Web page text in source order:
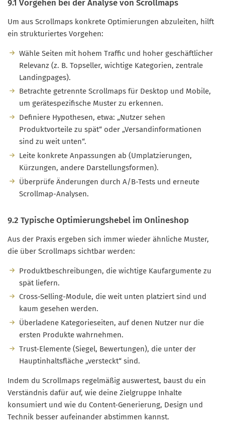
9.1 Vorgehen bei der Analyse von Scrollmaps
Um aus Scrollmaps konkrete Optimierungen abzuleiten, hilft
ein strukturiertes Vorgehen:
Wähle Seiten mit hohem Traffic und hoher geschäftlicher
Relevanz (z. B. Topseller, wichtige Kategorien, zentrale
Landingpages).
Betrachte getrennte Scrollmaps für Desktop und Mobile,
um gerätespezifische Muster zu erkennen.
Definiere Hypothesen, etwa: „Nutzer sehen
Produktvorteile zu spät“ oder „Versandinformationen
sind zu weit unten“.
Leite konkrete Anpassungen ab (Umplatzierungen,
Kürzungen, andere Darstellungsformen).
Überprüfe Änderungen durch A/B-Tests und erneute
Scrollmap-Analysen.
9.2 Typische Optimierungshebel im Onlineshop
Aus der Praxis ergeben sich immer wieder ähnliche Muster,
die über Scrollmaps sichtbar werden:
Produktbeschreibungen, die wichtige Kaufargumente zu
spät liefern.
Cross-Selling-Module, die weit unten platziert sind und
kaum gesehen werden.
Überladene Kategorieseiten, auf denen Nutzer nur die
ersten Produkte wahrnehmen.
Trust-Elemente (Siegel, Bewertungen), die unter der
Hauptinhaltsfläche „versteckt“ sind.
Indem du Scrollmaps regelmäßig auswertest, baust du ein
Verständnis dafür auf, wie deine Zielgruppe Inhalte
konsumiert und wie du Content-Generierung, Design und
Technik besser aufeinander abstimmen kannst.